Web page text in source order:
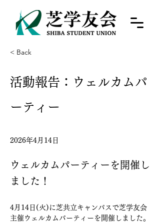
< Back
活動報告：ウェルカムパ
ーティー
2026年4月14日
ウェルカムパーティーを開催し
ました！
4月14日(火)に芝共立キャンパスで芝学友会
主催ウェルカムパーティーを開催しました。